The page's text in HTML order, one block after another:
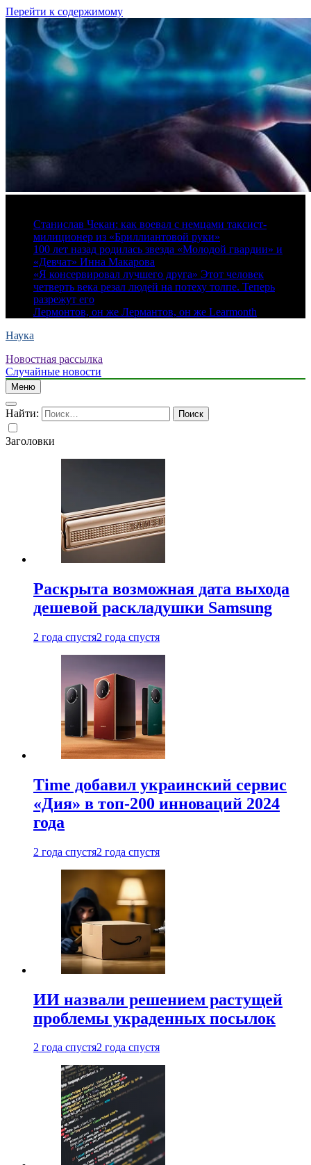
Перейти к содержимому
Станислав Чекан: как воевал с немцами таксист-
милиционер из «Бриллиантовой руки»
100 лет назад родилась звезда «Молодой гвардии» и
«Девчат» Инна Макарова
«Я консервировал лучшего друга» Этот человек
четверть века резал людей на потеху толпе. Теперь
разрежут его
Лермонтов, он же Лермантов, он же Learmonth
Наука
Новостная рассылка
Случайные новости
Меню
Найти:
Заголовки
Раскрыта возможная дата выхода
дешевой раскладушки Samsung
2 года спустя2 года спустя
Time добавил украинский сервис
«Дия» в топ-200 инноваций 2024
года
2 года спустя2 года спустя
ИИ назвали решением растущей
проблемы украденных посылок
2 года спустя2 года спустя